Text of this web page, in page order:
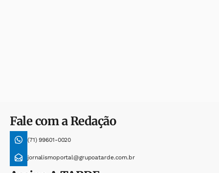
Fale com a Redação
(71) 99601-0020
jornalismoportal@grupoatarde.com.br